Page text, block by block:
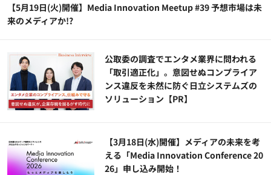
【5月19日(火)開催】Media Innovation Meetup #39 予想市場は未
来のメディアか!?
公​​取委の調査でエンタメ業界に問われる
「取引適正化」。意図せぬコンプライア
ンス違反を未然に防ぐ日立システムズの
ソリューション​【PR】
【3月18日(水)開催】メディアの未来を考
える「Media Innovation Conference 20
26」申し込み開始！